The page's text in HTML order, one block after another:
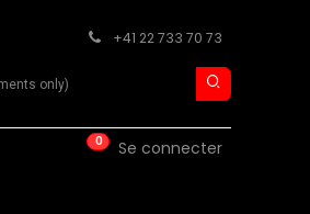
+41 22 733 70 73
0 Se connecter